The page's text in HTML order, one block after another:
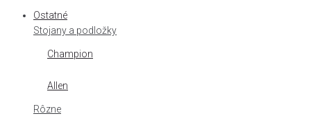
Ostatné
Stojany a podložky
Champion
Allen
Rôzne